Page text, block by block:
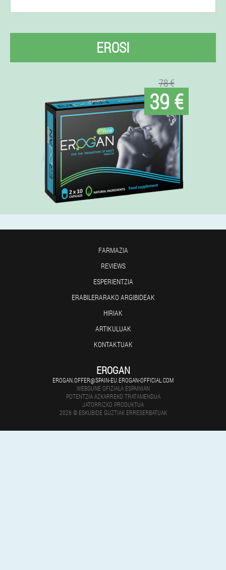
EROSI
78 €
39 €
FARMAZIA
REVIEWS
ESPERIENTZIA
ERABILERARAKO ARGIBIDEAK
HIRIAK
ARTIKULUAK
KONTAKTUAK
EROGAN
EROGAN.OFFER@SPAIN-EU.EROGAN-OFFICIAL.COM
WEBGUNE OFIZIALA ESPAINIAN
POTENTZIA AZKARREKO TRATAMENDUA
JATORRIZKO PRODUKTUA
2026 © ESKUBIDE GUZTIAK ERRESERBATUAK